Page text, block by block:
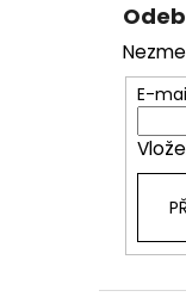
E-